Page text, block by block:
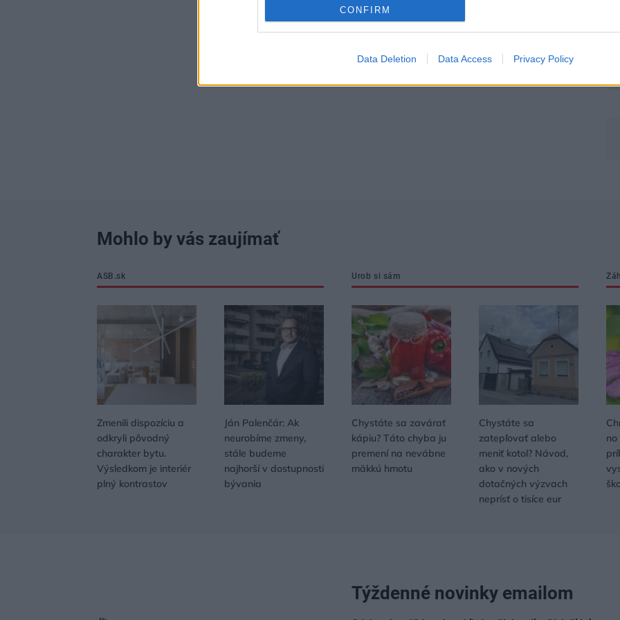
CONFIRM
Data Deletion Data Access Privacy Policy
Môj dom Špeciál 02/2026
Mohlo by vás zaujímať
ASB.sk
Zmenili dispozíciu a
odkryli pôvodný
charakter bytu.
Výsledkom je interiér
plný kontrastov
Ján Palenčár: Ak
neurobíme zmeny,
stále budeme
najhorší v dostupnosti
bývania
Urob si sám
Chystáte sa zavárať
kápiu? Táto chyba ju
premení na nevábne
mäkkú hmotu
Chystáte sa
zatepľovať alebo
meniť kotol? Návod,
ako v nových
dotačných výzvach
neprísť o tisíce eur
no
Týždenné novinky emailom